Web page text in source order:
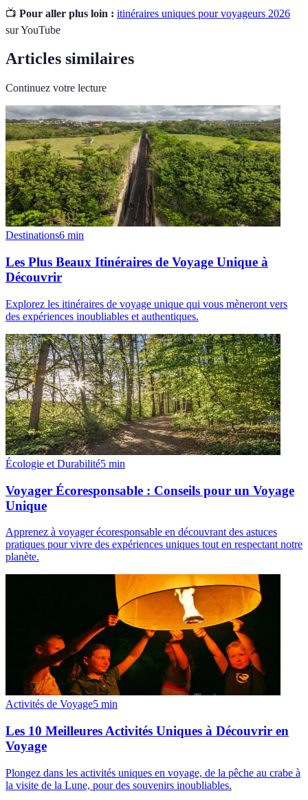
📺 Pour aller plus loin : itinéraires uniques pour voyageurs 2026
sur YouTube
Articles similaires
Continuez votre lecture
Destinations6 min
Les Plus Beaux Itinéraires de Voyage Unique à
Découvrir
Explorez les itinéraires de voyage unique qui vous mèneront vers
des expériences inoubliables et authentiques.
Écologie et Durabilité5 min
Voyager Écoresponsable : Conseils pour un Voyage
Unique
Apprenez à voyager écoresponsable en découvrant des astuces
pratiques pour vivre des expériences uniques tout en respectant notre
planète.
Activités de Voyage5 min
Les 10 Meilleures Activités Uniques à Découvrir en
Voyage
Plongez dans les activités uniques en voyage, de la pêche au crabe à
la visite de la Lune, pour des souvenirs inoubliables.